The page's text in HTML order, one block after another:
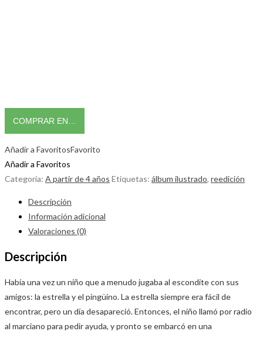
COMPRAR EN…
Añadir a FavoritosFavorito
Añadir a Favoritos
Categoría: A partir de 4 años Etiquetas: álbum ilustrado, reedición
Descripción
Información adicional
Valoraciones (0)
Descripción
Había una vez un niño que a menudo jugaba al escondite con sus
amigos: la estrella y el pingüino. La estrella siempre era fácil de
encontrar, pero un día desapareció. Entonces, el niño llamó por radio
al marciano para pedir ayuda, y pronto se embarcó en una